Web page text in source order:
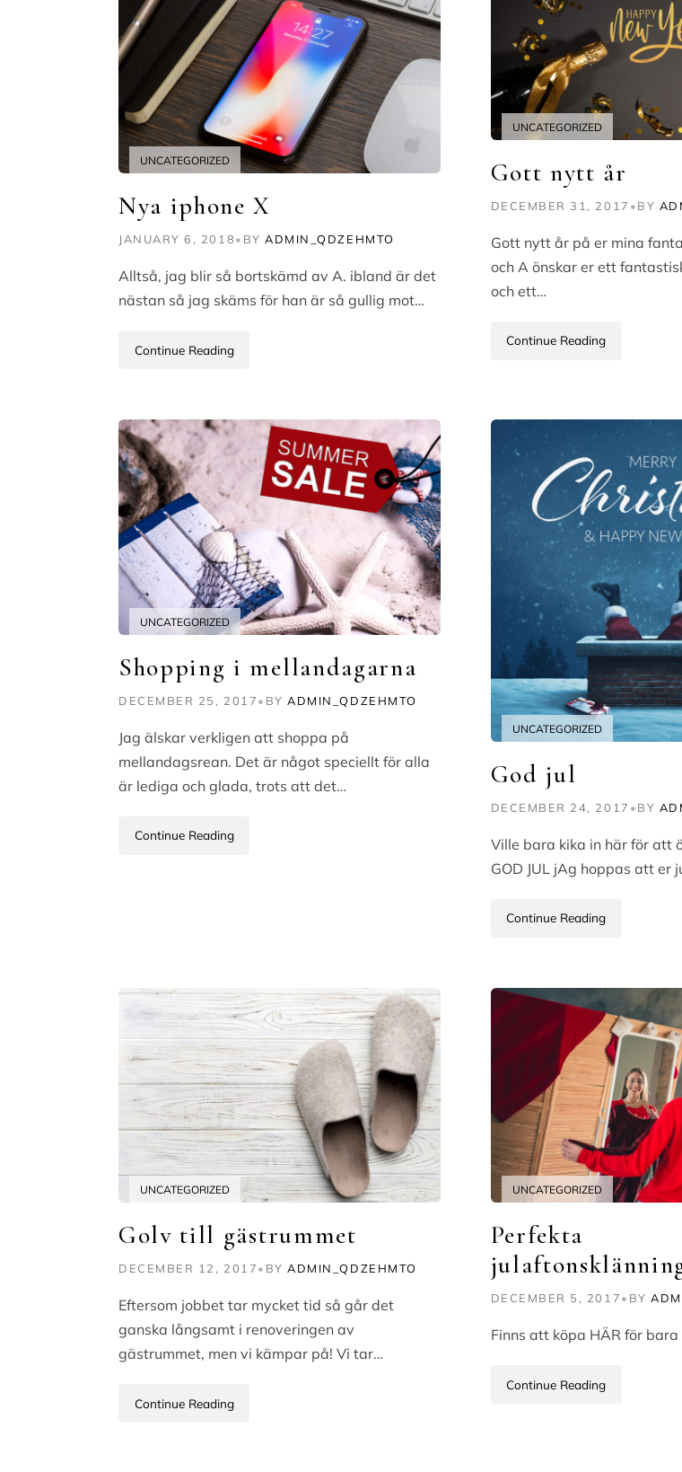
UNCATEGORIZED
Nya iphone X
JANUARY 6, 2018• BYADMIN_QDZEHMTO
Alltså, jag blir så bortskämd av A. ibland är det
nästan så jag skäms för han är så gullig mot…
Continue Reading
UNCATEGORIZED
Gott nytt år
DECEMBER 31, 2017 •BY
Gott nytt år på er mina
och A önskar er ett
och ett…
Continue Reading
UNCATEGORIZED
Shopping i mellandagarna
DECEMBER 25, 2017• BYADMIN_QDZEHMTO
Jag älskar verkligen att shoppa på
mellandagsrean. Det är något speciellt för alla
är lediga och glada, trots att det…
Continue Reading
UNCATEGORIZED
God jul
DECEMBER 24, 2017 •BY
Ville bara kika in här för att
GOD JUL jAg hoppas att er
Continue Reading
UNCATEGORIZED
Golv till gästrummet
DECEMBER 12, 2017• BYADMIN_QDZEHMTO
Eftersom jobbet tar mycket tid så går det
ganska långsamt i renoveringen av
gästrummet, men vi kämpar på! Vi tar…
Continue Reading
UNCATEGORIZED
Perfekta
DECEMBER 5, 2017• BY
Finns att köpa HÄR för bara
Continue Reading